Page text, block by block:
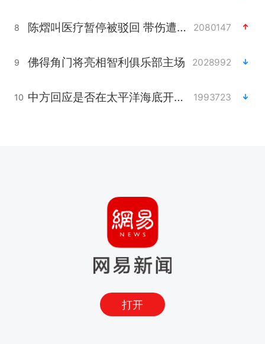
8 陈熠叫医疗暂停被驳回 带伤遭逆转 2080147
9 佛得角门将亮相智利俱乐部主场 2028992
10 中方回应是否在太平洋海底开采稀土 1993723
打开